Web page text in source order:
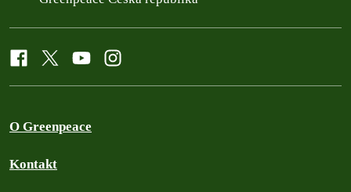
O Greenpeace
Kontakt